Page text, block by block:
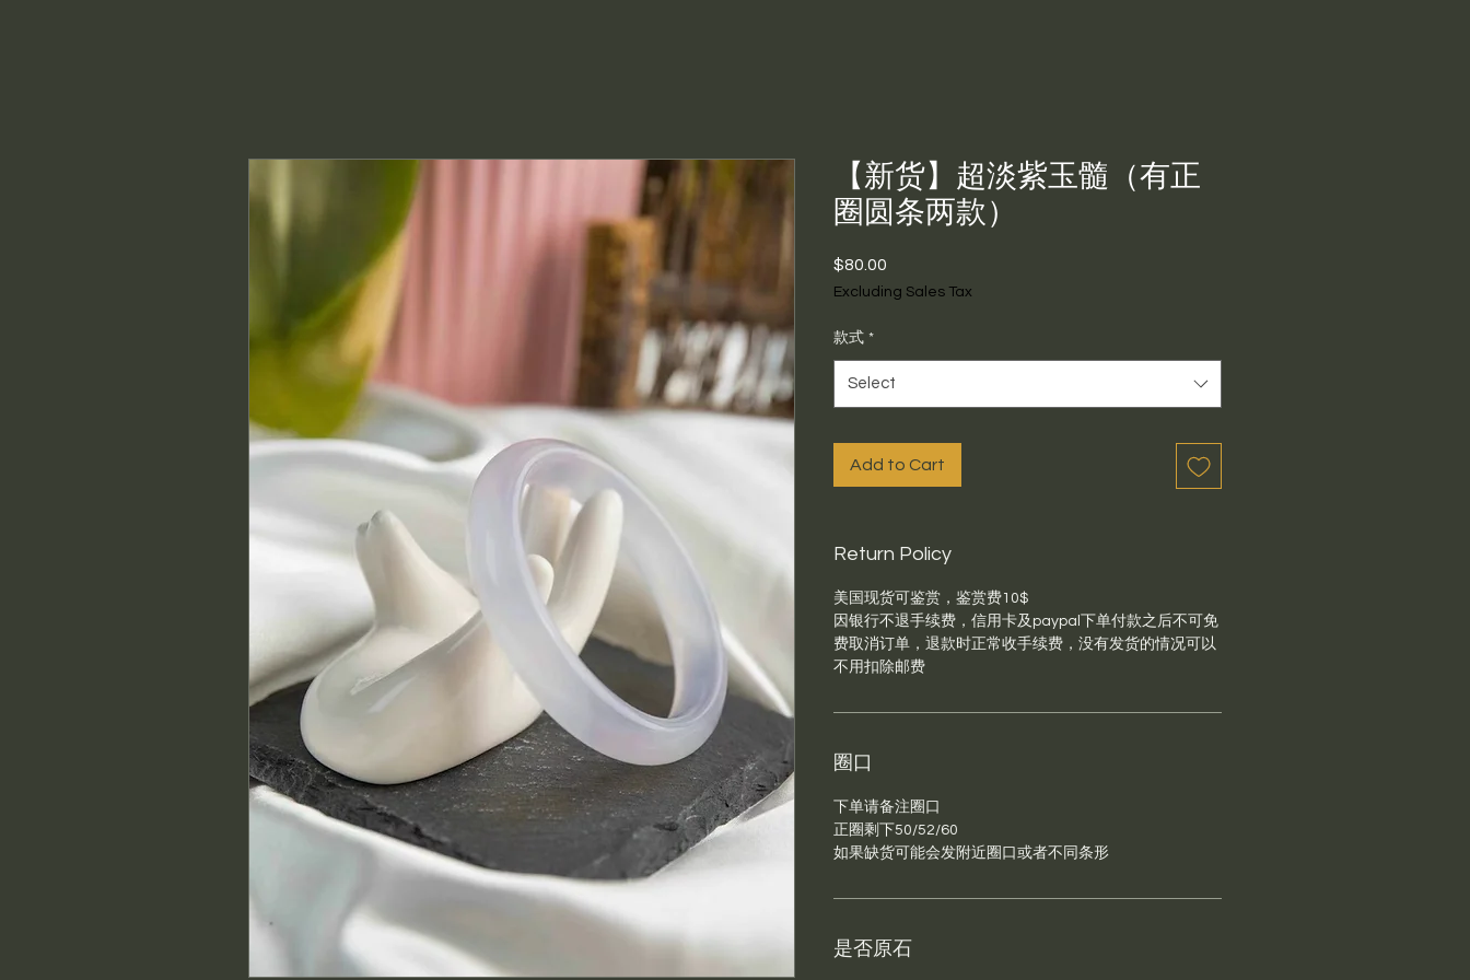
【新货】超淡紫玉髓（有正
圈圆条两款）
$80.00
Excluding Sales Tax
款式 *
Select
Add to Cart
Return Policy
美国现货可鉴赏，鉴赏费10$
因银行不退手续费，信用卡及paypal下单付款之后不可免
费取消订单，退款时正常收手续费，没有发货的情况可以
不用扣除邮费
圈口
下单请备注圈口
正圈剩下50/52/60
如果缺货可能会发附近圈口或者不同条形
是否原石